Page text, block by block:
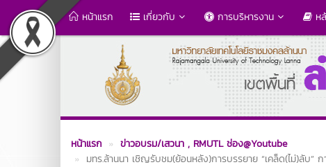
หน้าแรก เกี่ยวกับ การบริหารงาน ห
หน้าแรก ข่าวอบรม/เสวนา , RMUTL ช่อง@Youtube
มทร.ล้านนา เชิญรับชม(ย้อนหลัง)การบรรยาย “เคล็ด(ไม่)ลับ